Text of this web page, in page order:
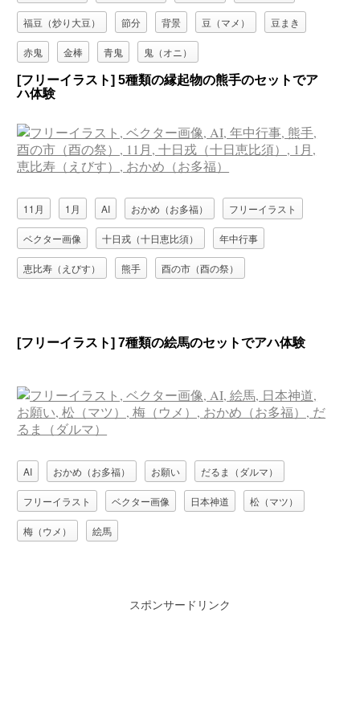
福豆（炒り大豆） 節分 背景 豆（マメ） 豆まき
赤鬼 金棒 青鬼 鬼（オニ）
[フリーイラスト] 5種類の縁起物の熊手のセットでア
ハ体験
11月 1月 AI おかめ（お多福） フリーイラスト
ベクター画像 十日戎（十日恵比須） 年中行事
恵比寿（えびす） 熊手 酉の市（酉の祭）
[フリーイラスト] 7種類の絵馬のセットでアハ体験
AI おかめ（お多福） お願い だるま（ダルマ）
フリーイラスト ベクター画像 日本神道 松（マツ）
梅（ウメ） 絵馬
スポンサードリンク